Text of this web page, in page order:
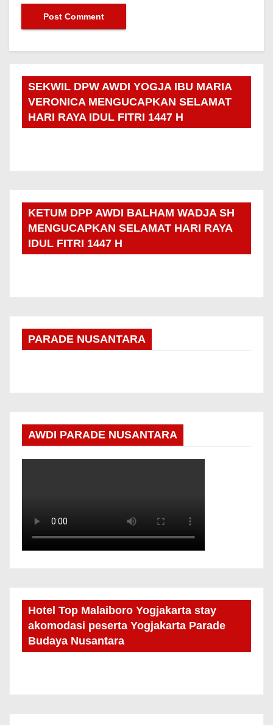
SEKWIL DPW AWDI YOGJA IBU MARIA
VERONICA MENGUCAPKAN SELAMAT
HARI RAYA IDUL FITRI 1447 H
KETUM DPP AWDI BALHAM WADJA SH
MENGUCAPKAN SELAMAT HARI RAYA
IDUL FITRI 1447 H
PARADE NUSANTARA
AWDI PARADE NUSANTARA
Hotel Top Malaiboro Yogjakarta stay
akomodasi peserta Yogjakarta Parade
Budaya Nusantara